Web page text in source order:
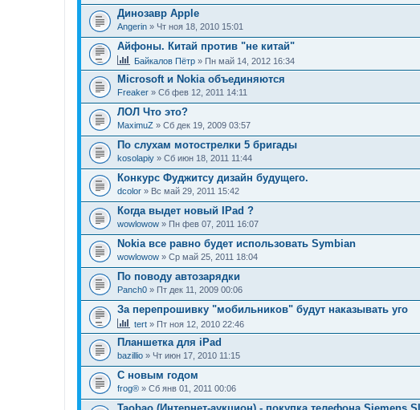
Динозавр Apple
Angerin » Чт ноя 18, 2010 15:01
Айфоны. Китай против "не китай"
Байкалов Пётр » Пн май 14, 2012 16:34
Microsoft и Nokia объединяются
Freaker » Сб фев 12, 2011 14:11
ЛОЛ Что это?
MaximuZ » Сб дек 19, 2009 03:57
По слухам мотострелки 5 бригады
kosolapiy » Сб июн 18, 2011 11:44
Конкурс Фуджитсу дизайн будущего.
dcolor » Вс май 29, 2011 15:42
Когда выдет новый IPad ?
wowlowow » Пн фев 07, 2011 16:07
Nokia все равно будет использовать Symbian
wowlowow » Ср май 25, 2011 18:04
По поводу автозарядки
Panch0 » Пт дек 11, 2009 00:06
За перепрошивку "мобильников" будут наказывать уго
tert » Пт ноя 12, 2010 22:46
Планшетка для iPad
bazillio » Чт июн 17, 2010 11:15
С новым годом
frog® » Сб янв 01, 2011 00:06
Taobao (Интернет-аукцион) - покупка телефона Siemens